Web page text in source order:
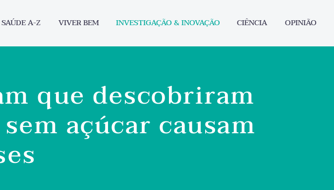
SAÚDE A-Z VIVER BEM INVESTIGAÇÃO & INOVAÇÃO CIÊNCIA OPINIÃO
que descobriram
açúcar causam